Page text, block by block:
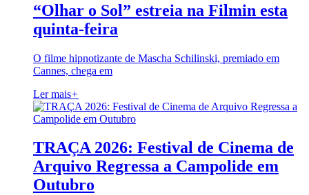
“Olhar o Sol” estreia na Filmin esta
quinta-feira
O filme hipnotizante de Mascha Schilinski, premiado em
Cannes, chega em
Ler mais+
TRAÇA 2026: Festival de Cinema de
Arquivo Regressa a Campolide em
Outubro